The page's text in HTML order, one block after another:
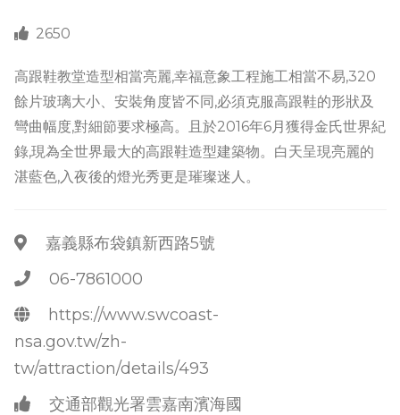
2650
高跟鞋教堂造型相當亮麗,幸福意象工程施工相當不易,320
餘片玻璃大小、安裝角度皆不同,必須克服高跟鞋的形狀及
彎曲幅度,對細節要求極高。且於2016年6月獲得金氏世界紀
錄,現為全世界最大的高跟鞋造型建築物。白天呈現亮麗的
湛藍色,入夜後的燈光秀更是璀璨迷人。
嘉義縣布袋鎮新西路5號
06-7861000
https://www.swcoast-
nsa.gov.tw/zh-
tw/attraction/details/493
交通部觀光署雲嘉南濱海國